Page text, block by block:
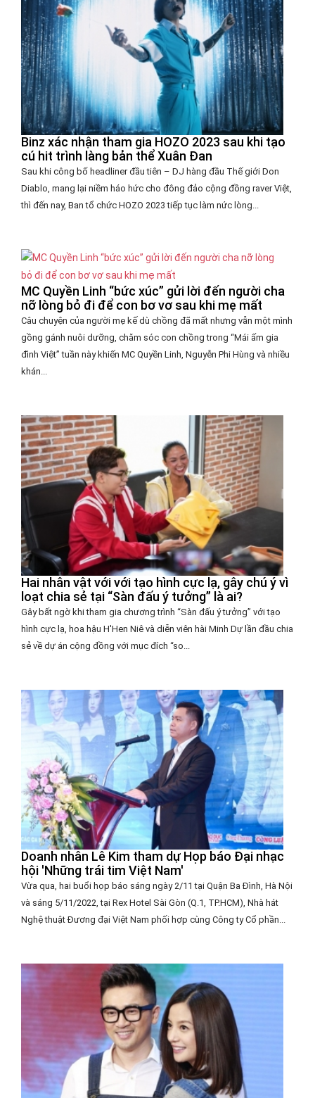
Binz xác nhận tham gia HOZO 2023 sau khi tạo
cú hit trình làng bản thể Xuân Đan
Sau khi công bố headliner đầu tiên – DJ hàng đầu Thế giới Don
Diablo, mang lại niềm háo hức cho đông đảo cộng đồng raver Việt,
thì đến nay, Ban tổ chức HOZO 2023 tiếp tục làm nức lòng...
MC Quyền Linh “bức xúc” gửi lời đến người cha
nỡ lòng bỏ đi để con bơ vơ sau khi mẹ mất
Câu chuyện của người mẹ kế dù chồng đã mất nhưng vẫn một mình
gồng gánh nuôi dưỡng, chăm sóc con chồng trong “Mái ấm gia
đình Việt” tuần này khiến MC Quyền Linh, Nguyễn Phi Hùng và nhiều
khán...
Hai nhân vật với với tạo hình cực lạ, gây chú ý vì
loạt chia sẻ tại “Sàn đấu ý tưởng” là ai?
Gây bất ngờ khi tham gia chương trình “Sàn đấu ý tưởng” với tạo
hình cực lạ, hoa hậu H'Hen Niê và diễn viên hài Minh Dự lần đầu chia
sẻ về dự án cộng đồng với mục đích “so...
Doanh nhân Lê Kim tham dự Họp báo Đại nhạc
hội 'Những trái tim Việt Nam'
Vừa qua, hai buổi họp báo sáng ngày 2/11 tại Quận Ba Đình, Hà Nội
và sáng 5/11/2022, tại Rex Hotel Sài Gòn (Q.1, TP.HCM), Nhà hát
Nghệ thuật Đương đại Việt Nam phối hợp cùng Công ty Cổ phần...